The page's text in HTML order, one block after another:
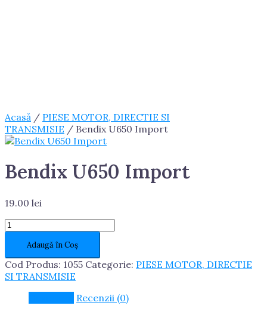
Acasă / PIESE MOTOR, DIRECTIE SI
TRANSMISIE / Bendix U650 Import
Bendix U650 Import
19.00 lei
Cantitate
Bendix
U650
Import
Adaugă în Coș
Cod Produs: 1055 Categorie: PIESE MOTOR, DIRECTIE
SI TRANSMISIE
Recenzii (0)